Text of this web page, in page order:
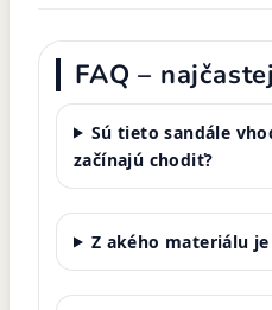
FAQ –
Sú tieto sandále
začínajú chodiť?
Z akého materiálu